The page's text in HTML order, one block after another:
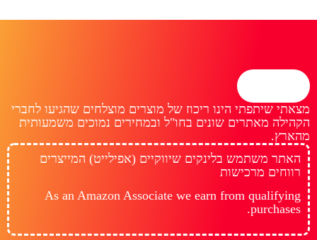
מצאתי שיתפתי הינו ריכוז של מוצרים מוצלחים שהגיעו לחברי
הקהילה מאתרים שונים בחו"ל ובמחירים נמוכים משמעותית
מהארץ.
האתר משתמש בלינקים שיווקיים (אפילייט) המייצרים
רווחים מרכישות
As an Amazon Associate we earn from qualifying
purchases.